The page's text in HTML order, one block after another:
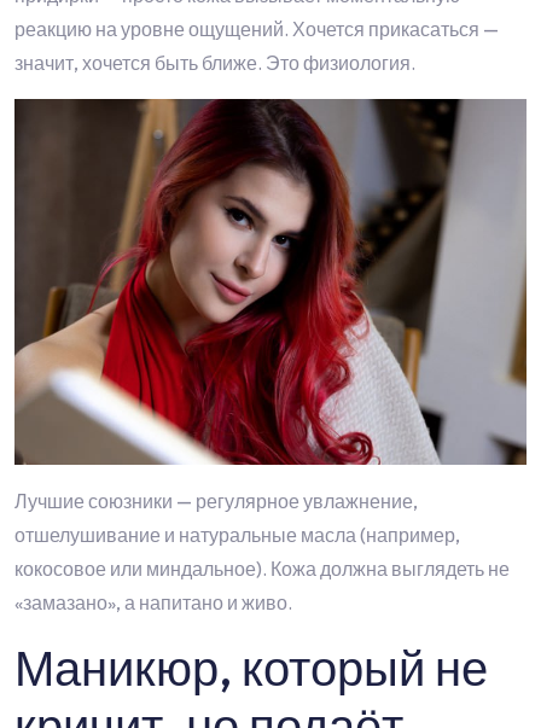
реакцию на уровне ощущений. Хочется прикасаться —
значит, хочется быть ближе. Это физиология.
Лучшие союзники — регулярное увлажнение,
отшелушивание и натуральные масла (например,
кокосовое или миндальное). Кожа должна выглядеть не
«замазано», а напитано и живо.
Маникюр, который не